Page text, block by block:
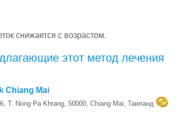
снижается с возрастом.
этот метод лечения
Chiang Mai
T. Nong Pa Khrang, 50000, Chiang Mai, Таиланд